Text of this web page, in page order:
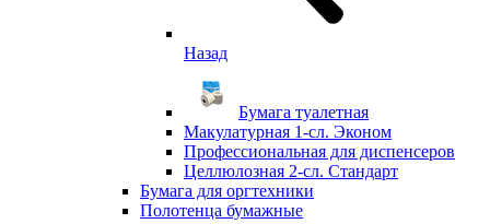
Назад
Бумага туалетная
Макулатурная 1-сл. Эконом
Профессиональная для диспенсеров
Целлюлозная 2-сл. Стандарт
Бумага для оргтехники
Полотенца бумажные